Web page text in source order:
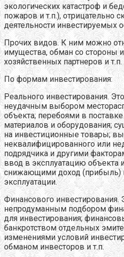
экологических катастроф и
пожаров и т.п.), отрицательно
деятельности инвестируемых
Прочих видов. К ним можно
имущества, обман со стороны
хозяйственных партнеров и т.п.
По формам инвестирования:
Реального инвестирования.
неудачным выбором
объекта; перебоями в
материалов и оборудования;
на инвестиционные товары;
неквалифицированного или
подрядчика и другими
ввод в эксплуатацию объекта
снижающими доход (прибыль)
эксплуатации.
Финансового инвестирования.
непродуманным подбором
для инвестирования;
банкротством отдельных
изменениями условий
обманом инвесторов и т.п.